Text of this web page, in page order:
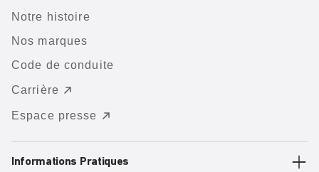
Notre histoire
Nos marques
Code de conduite
Carrière
Espace presse
Informations Pratiques